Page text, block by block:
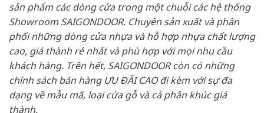
sản phẩm các dòng cửa trong một chuỗi các hệ thống
Showroom SAIGONDOOR. Chuyên sản xuất và phân
phối những dòng cửa nhựa và hỗ hợp nhựa chất lượng
cao, giá thành rẻ nhất và phù hợp với mọi nhu cầu
khách hàng. Trên hết, SAIGONDOOR còn có những
chính sách bán hàng ƯU ĐÃI CAO đi kèm với sự đa
dạng về mẫu mã, loại cửa gỗ và cả phân khúc giá
thành.